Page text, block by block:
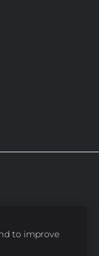
to improve